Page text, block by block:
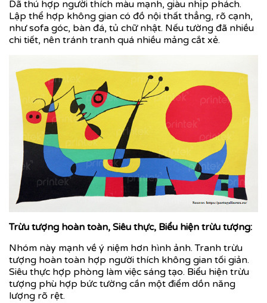
Dã thú hợp người thích màu mạnh, giàu nhịp phách.
Lập thể hợp không gian có đồ nội thất thẳng, rõ cạnh,
như sofa góc, bàn đá, tủ chữ nhật. Nếu tường đã nhiều
chi tiết, nên tránh tranh quá nhiều mảng cắt xẻ.
Trừu tượng hoàn toàn, Siêu thực, Biểu hiện trừu tượng:
Nhóm này mạnh về ý niệm hơn hình ảnh. Tranh trừu
tượng hoàn toàn hợp người thích không gian tối giản.
Siêu thực hợp phòng làm việc sáng tạo. Biểu hiện trừu
tượng phù hợp bức tường cần một điểm dồn năng
lượng rõ rệt.